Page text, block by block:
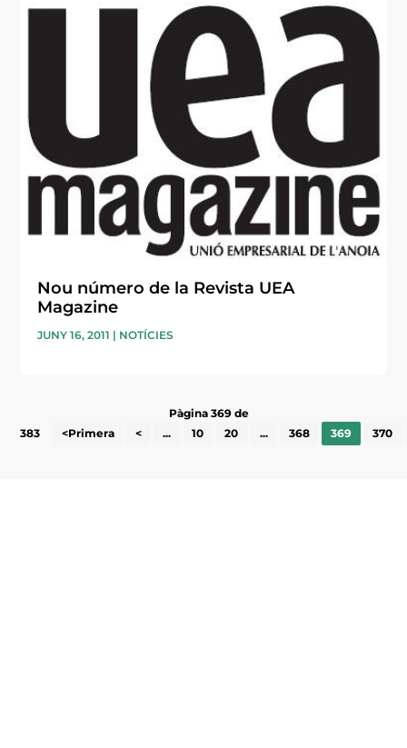
Nou número de la Revista UEA
Magazine
JUNY 16, 2011 | NOTÍCIES
Pàgina 369 de
383
<Primera < ... 10 20 ... 368 369 370